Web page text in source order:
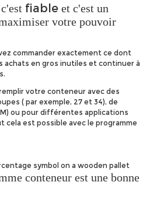
fiable et c'est un
votre pouvoir
commander exactement ce dont
achats en gros inutiles et continuer à
votre conteneur avec des
( par exemple, 27 et 34), de
ou pour différentes applications
cela est possible avec le programme
conteneur est une bonne